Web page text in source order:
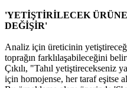
'YETİŞTİRİLECEK
DEĞİŞİR'
Analiz için üreticinin
toprağın farklılaşabileceğini
Çıkılı, "Tahıl yetiştirecekseniz
için homojense, her taraf eşitse